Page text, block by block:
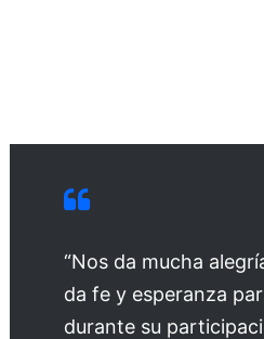
“Nos da mucha
da fe y esperanza
durante su